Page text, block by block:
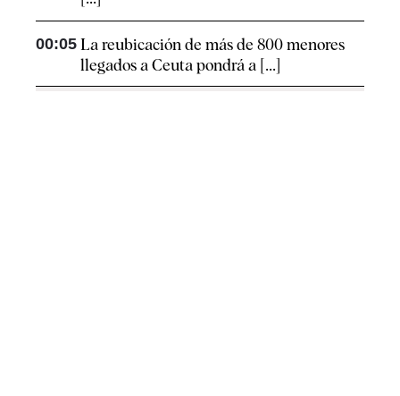
00:05 La reubicación de más de 800 menores
llegados a Ceuta pondrá a [...]